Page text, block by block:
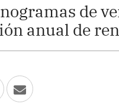
de
anual de